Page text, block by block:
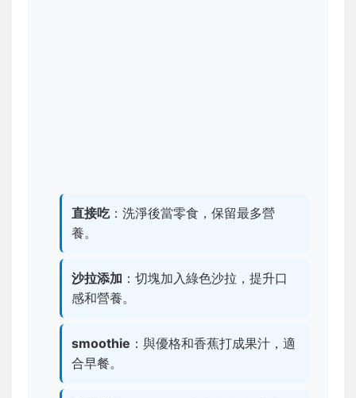
直接吃：洗淨後當零食，保留最多營
養。
沙拉添加 ：切塊加入綠色沙拉，提升口
感和營養。
smoothie ：與優格和香蕉打成果汁，適
合早餐。